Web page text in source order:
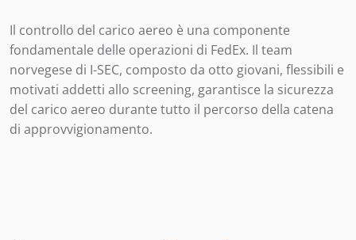
Il controllo del carico aereo è una componente
fondamentale delle operazioni di FedEx. Il team
norvegese di I-SEC, composto da otto giovani, flessibili e
motivati addetti allo screening, garantisce la sicurezza
del carico aereo durante tutto il percorso della catena
di approvvigionamento.